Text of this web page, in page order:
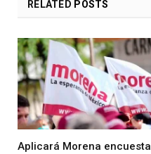
RELATED POSTS
Aplicará Morena encuesta